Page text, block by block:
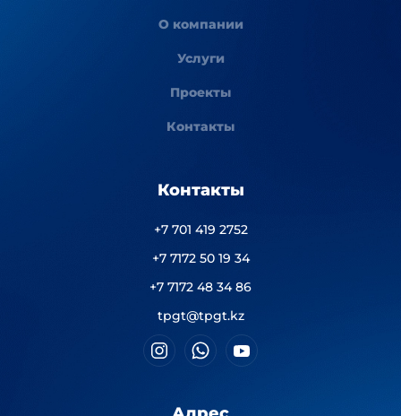
О компании
Услуги
Проекты
Контакты
Контакты
+7 701 419 2752
+7 7172 50 19 34
+7 7172 48 34 86
tpgt@tpgt.kz